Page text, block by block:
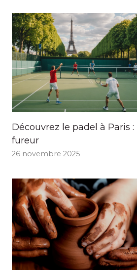
Découvrez le padel à Paris
fureur
26 novembre 2025